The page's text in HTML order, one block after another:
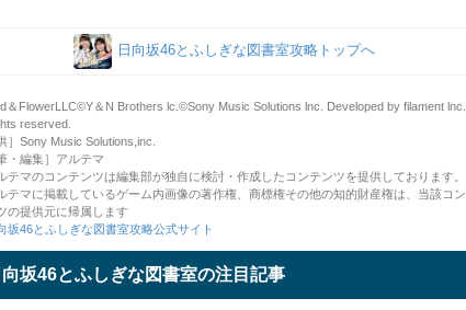
日向坂46とふしぎな図書室攻略トップへ
＆FlowerLLC©️Y＆N Brothers lc.©️Sony Music Solutions lnc. Developed by filament lnc.
reserved.
］Sony Music Solutions,inc.
・編集］アルテマ
テマのコンテンツは編集部が独自に検討・作成したコンテンツを提供しております。
テマに掲載しているゲーム内画像の著作権、商標権その他の知的財産権は、当該コン
の提供元に帰属します
坂46とふしぎな図書室攻略公式サイト
向坂46とふしぎな図書室の注目記事